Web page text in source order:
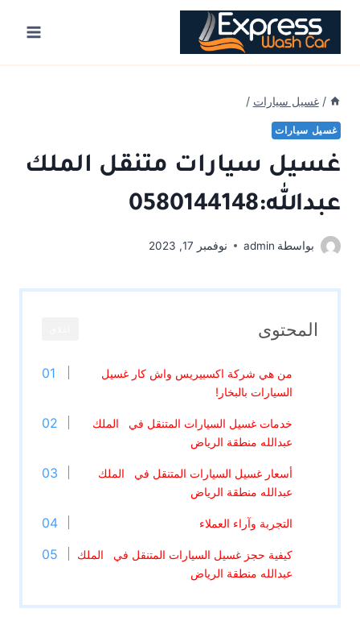
Skip
content
/ غسيل سيارات /
غسيل سيارات
غسيل سيارات متنقل الملك
عبدالله:0580144148
بواسطة admin نوفمبر 17, 2023
المحتوى
من هي شركة اكسبيريس واش كار غسيل
السيارات بالبخار!
خدمات غسيل السيارات المتنقل في الملك
عبدالله منطقة الرياض
أسعار غسيل السيارات المتنقل في الملك
عبدالله منطقة الرياض
التجربة وآراء العملاء
كيفية حجز غسيل السيارات المتنقل في الملك
عبدالله منطقة الرياض